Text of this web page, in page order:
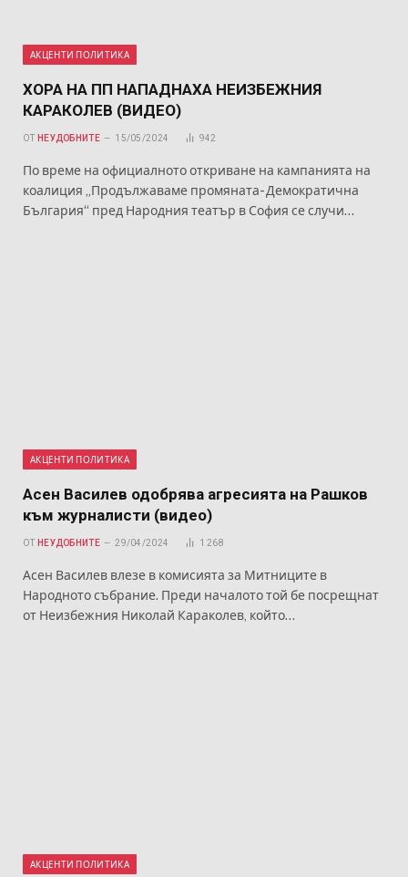
АКЦЕНТИ ПОЛИТИКА
ХОРА НА ПП НАПАДНАХА НЕИЗБЕЖНИЯ
КАРАКОЛЕВ (ВИДЕО)
ОТ НЕУДОБНИТЕ 15/05/2024 942
По време на официалното откриване на кампанията на
коалиция „Продължаваме промяната- Демократична
България“ пред Народния театър в София се случи…
АКЦЕНТИ ПОЛИТИКА
Асен Василев одобрява агресията на Рашков
към журналисти (видео)
ОТ НЕУДОБНИТЕ 29/04/2024 1 268
Асен Василев влезе в комисията за Митниците в
Народното събрание. Преди началото той бе посрещнат
от Неизбежния Николай Караколев, който…
АКЦЕНТИ ПОЛИТИКА